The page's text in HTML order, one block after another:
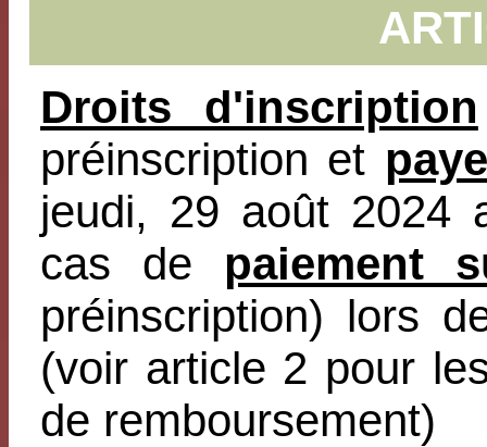
Droits d'inscription
préinscription et
jeudi, 29 août 2024
cas de paiement
préinscription) lors
(voir article 2 pour
de remboursement)